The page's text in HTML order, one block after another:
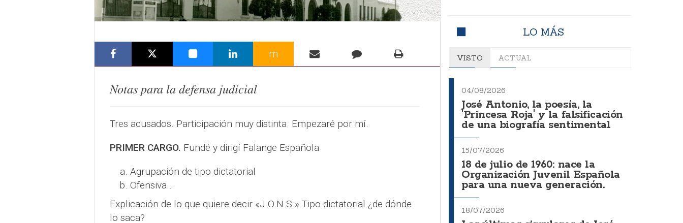
m
Notas para la defensa judicial
Tres acusados. Participación muy distinta. Empezaré por mí.
PRIMER CARGO. Fundé y dirigí Falange Española
Agrupación de tipo dictatorial
Ofensiva...
Explicación de lo que quiere decir «J.O.N.S.» Tipo dictatorial ¿de dónde
lo saca?
LO MÁS
VISTO ACTUAL
04/08/2026
José Antonio, la poesía, la
'Princesa Roja' y la falsificación
de una biografía sentimental
15/07/2026
18 de julio de 1960: nace la
Organización Juvenil Española
para una nueva generación.
18/07/2026